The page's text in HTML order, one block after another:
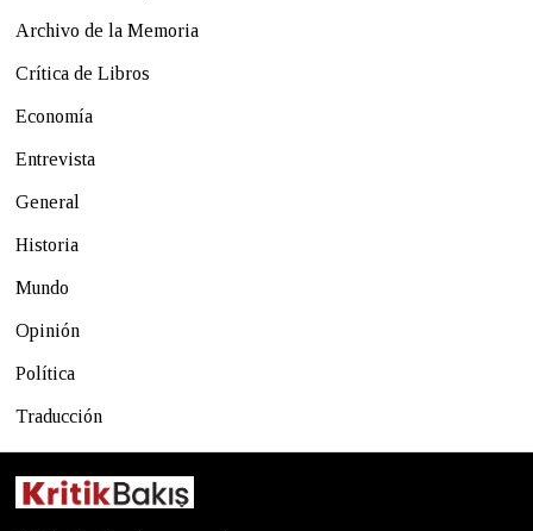
Archivo de la Memoria
Crítica de Libros
Economía
Entrevista
General
Historia
Mundo
Opinión
Política
Traducción